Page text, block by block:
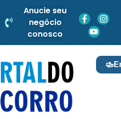
Anucie seu
negócio
conosco